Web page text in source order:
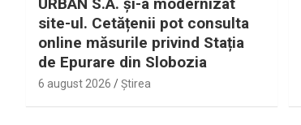
URBAN S.A. și-a modernizat
site-ul. Cetățenii pot consulta
online măsurile privind Stația
de Epurare din Slobozia
6 august 2026 Ştirea